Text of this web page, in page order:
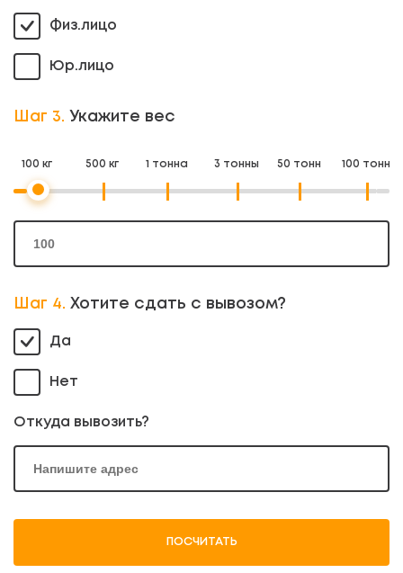
Физ.лицо
Юр.лицо
Шаг 3. Укажите вес
100 кг 500 кг 1 тонна 3 тонны 50 тонн 100 тонн
Шаг 4. Хотите сдать с вывозом?
Да
Нет
Откуда вывозить?
ПОСЧИТАТЬ